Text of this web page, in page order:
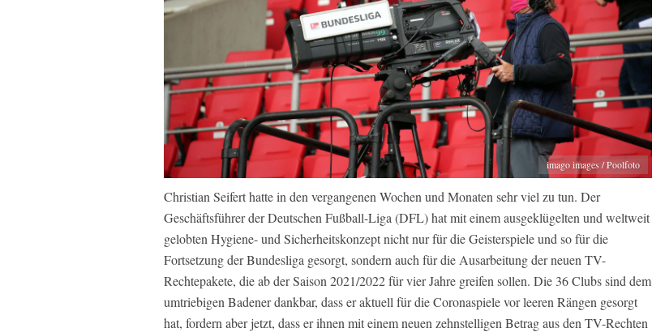
imago images / Poolfoto
Christian Seifert hatte in den vergangenen Wochen und Monaten sehr viel zu tun. Der
Geschäftsführer der Deutschen Fußball-Liga (DFL) hat mit einem ausgeklügelten und weltweit
gelobten Hygiene- und Sicherheitskonzept nicht nur für die Geisterspiele und so für die
Fortsetzung der Bundesliga gesorgt, sondern auch für die Ausarbeitung der neuen TV-
Rechtepakete, die ab der Saison 2021/2022 für vier Jahre greifen sollen. Die 36 Clubs sind dem
umtriebigen Badener dankbar, dass er aktuell für die Coronaspiele vor leeren Rängen gesorgt
hat, fordern aber jetzt, dass er ihnen mit einem neuen zehnstelligen Betrag aus den TV-Rechten